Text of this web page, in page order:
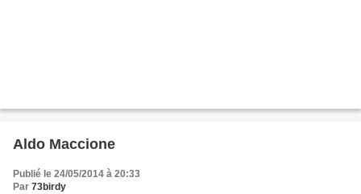
Aldo Maccione
Publié le 24/05/2014 à 20:33
Par 73birdy